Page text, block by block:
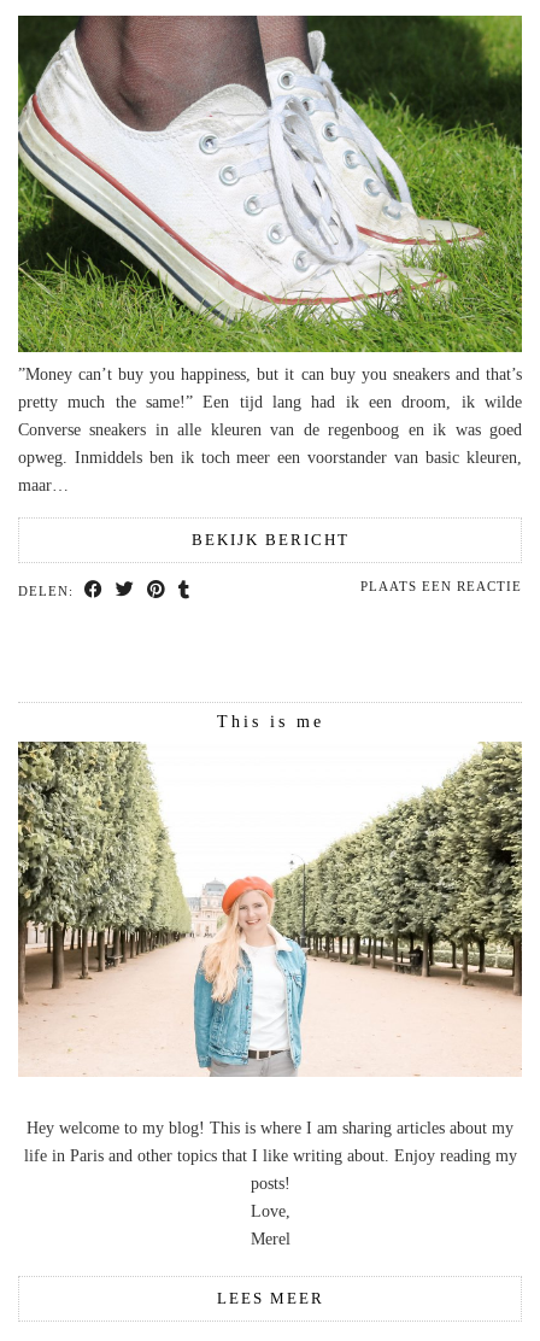
”Money can’t buy you happiness, but it can buy you sneakers and that’s
pretty much the same!” Een tijd lang had ik een droom, ik wilde
Converse sneakers in alle kleuren van de regenboog en ik was goed
opweg. Inmiddels ben ik toch meer een voorstander van basic kleuren,
maar…
BEKIJK BERICHT
DELEN: PLAATS EEN REACTIE
This is me
Hey welcome to my blog! This is where I am sharing articles about my
life in Paris and other topics that I like writing about. Enjoy reading my
posts!
Love,
Merel
LEES MEER